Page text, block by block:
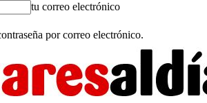
tu correo electrónico
por correo electrónico.